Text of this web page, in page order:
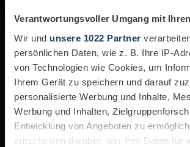
Verantwortungsvoller Umgang mit
Wir und unsere 1022 Partner
persönlichen Daten, wie z. B. Ihre IP-
von Technologien wie Cookies, um
Ihrem Gerät zu speichern und darauf
personalisierte Werbung und Inhalte,
Werbung und Inhalten,
Entwicklung von Angeboten zu
entscheiden darüber, wer Ihre Daten für